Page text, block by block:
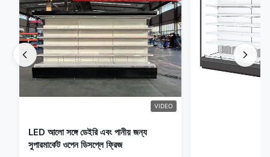
VIDEO
LED আলো সঙ্গে ডেইরি এবং পানীয় জন্য
সুপারমার্কেট ওপেন ডিসপ্লে ফ্রিজ